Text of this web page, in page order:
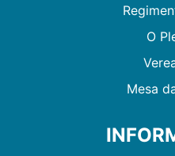
O
Mesa